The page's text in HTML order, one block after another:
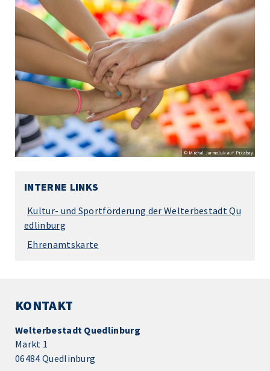
© Michal Jarmoluk auf Pixabay
INTERNE LINKS
Kultur- und Sportförderung der Welterbestadt Qu
edlinburg
Ehrenamtskarte
KONTAKT
Welterbestadt Quedlinburg
Markt 1
06484 Quedlinburg